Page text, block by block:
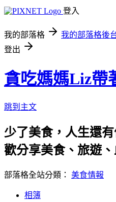
登入
我的部落格 我的部落格後
登出
貪吃媽媽Liz帶
跳到主文
少了美食，人生還
歡分享美食、旅遊
部落格全站分類： 美食情報
相簿